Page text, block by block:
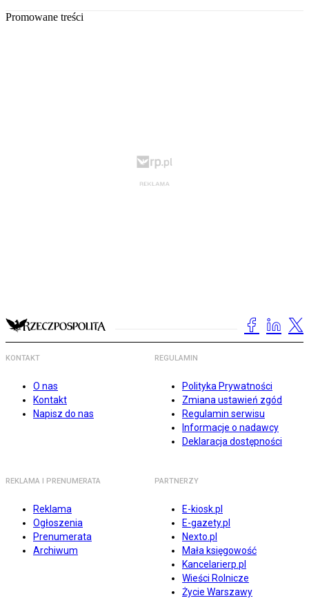
Promowane treści
KONTAKT
O nas
Kontakt
Napisz do nas
REGULAMIN
Polityka Prywatności
Zmiana ustawień zgód
Regulamin serwisu
Informacje o nadawcy
Deklaracja dostępności
REKLAMA I PRENUMERATA
Reklama
Ogłoszenia
Prenumerata
Archiwum
PARTNERZY
E-kiosk.pl
E-gazety.pl
Nexto.pl
Mała księgowość
Kancelarierp.pl
Wieści Rolnicze
Życie Warszawy